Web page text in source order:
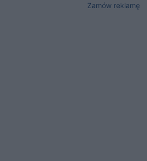
Zamów reklamę